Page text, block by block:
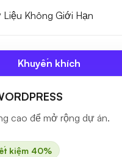
Không Giới Hạn
Khuyến khích
cao để mở rộng dự án.
kiệm 40%